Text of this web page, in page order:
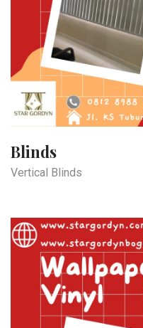
Blinds
Vertical Blinds